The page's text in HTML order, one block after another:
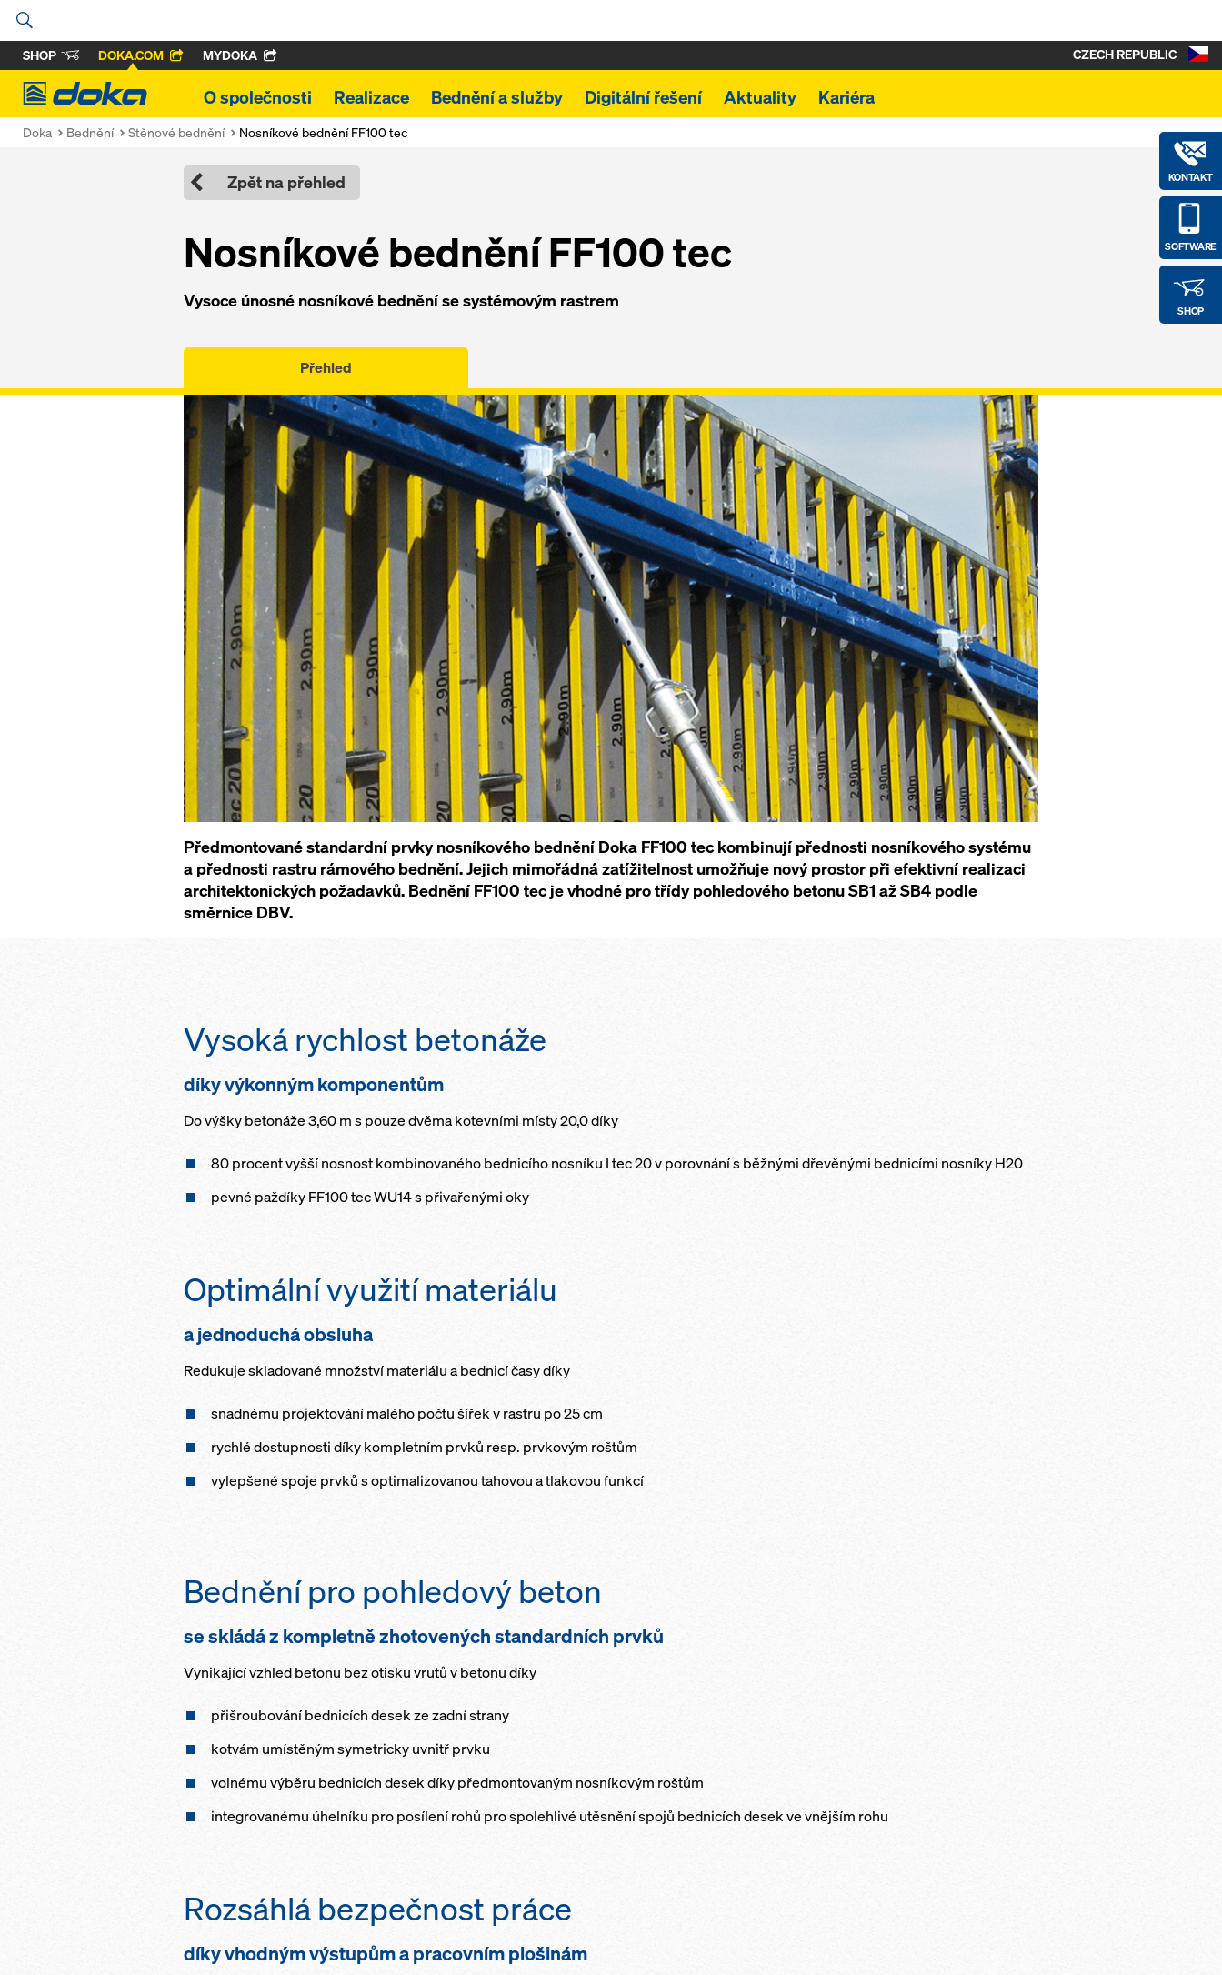
SHOP DOKA.COM MYDOKA
Doka
O společnosti Realizace Bednění a služby Digitální řešení Aktuality Kariéra
KONTAKT
SOFTWARE
SHOP
CZECH REPUBLIC
Doka Bednění Stěnové bednění Nosníkové bednění FF100 tec
Zpět na přehled
Nosníkové bednění FF100 tec
Vysoce únosné nosníkové bednění se systémovým rastrem
Přehled
Předmontované standardní prvky nosníkového bednění Doka FF100 tec kombinují přednosti nosníkového systému
a přednosti rastru rámového bednění. Jejich mimořádná zatížitelnost umožňuje nový prostor při efektivní realizaci
architektonických požadavků. Bednění FF100 tec je vhodné pro třídy pohledového betonu SB1 až SB4 podle
směrnice DBV.
Vysoká rychlost betonáže
díky výkonným komponentům
Do výšky betonáže 3,60 m s pouze dvěma kotevními místy 20,0 díky
80 procent vyšší nosnost kombinovaného bednicího nosníku I tec 20 v porovnání s běžnými dřevěnými bednicími nosníky H20
pevné paždíky FF100 tec WU14 s přivařenými oky
Optimální využití materiálu
a jednoduchá obsluha
Redukuje skladované množství materiálu a bednicí časy díky
snadnému projektování malého počtu šířek v rastru po 25 cm
rychlé dostupnosti díky kompletním prvků resp. prvkovým roštům
vylepšené spoje prvků s optimalizovanou tahovou a tlakovou funkcí
Bednění pro pohledový beton
se skládá z kompletně zhotovených standardních prvků
Vynikající vzhled betonu bez otisku vrutů v betonu díky
přišroubování bednicích desek ze zadní strany
kotvám umístěným symetricky uvnitř prvku
volnému výběru bednicích desek díky předmontovaným nosníkovým roštům
integrovanému úhelníku pro posílení rohů pro spolehlivé utěsnění spojů bednicích desek ve vnějším rohu
Rozsáhlá bezpečnost práce
díky vhodným výstupům a pracovním plošinám